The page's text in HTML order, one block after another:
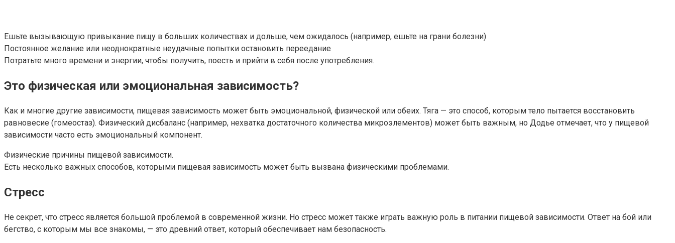
Ешьте вызывающую привыкание пищу в больших количествах и дольше, чем ожидалось (например, ешьте на грани болезни)
Постоянное желание или неоднократные неудачные попытки остановить переедание
Потратьте много времени и энергии, чтобы получить, поесть и прийти в себя после употребления.
Это физическая или эмоциональная зависимость?
Как и многие другие зависимости, пищевая зависимость может быть эмоциональной, физической или обеих. Тяга — это способ, которым тело пытается восстановить
равновесие (гомеостаз). Физический дисбаланс (например, нехватка достаточного количества микроэлементов) может быть важным, но Додье отмечает, что у пищевой
зависимости часто есть эмоциональный компонент.
Физические причины пищевой зависимости.
Есть несколько важных способов, которыми пищевая зависимость может быть вызвана физическими проблемами.
Cтресс
Не секрет, что стресс является большой проблемой в современной жизни. Но стресс может также играть важную роль в питании пищевой зависимости. Ответ на бой или
бегство, с которым мы все знакомы, — это древний ответ, который обеспечивает нам безопасность.